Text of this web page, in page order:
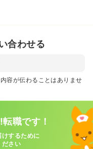
合わせる
容が伝わることはありませ
職です！
するために
ださい